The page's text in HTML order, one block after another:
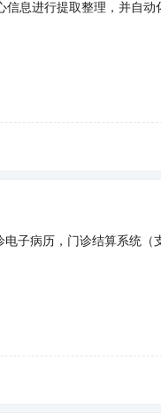
信息进行提取整理，并自动
子病历，门诊结算系统（